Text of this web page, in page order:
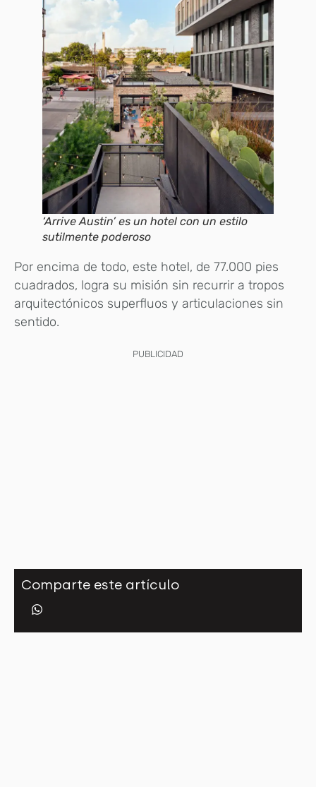
‘Arrive Austin’ es un hotel con un estilo
sutilmente poderoso
Por encima de todo, este hotel, de 77.000 pies
cuadrados, logra su misión sin recurrir a tropos
arquitectónicos superfluos y articulaciones sin
sentido.
PUBLICIDAD
Comparte este artículo